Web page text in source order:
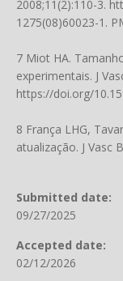
2008;11(2):110-3.
1275(08)60023-1 .
7 Miot HA.
experimentais. J
https://doi.org/
8 França LHG,
atualização. J Vasc
Submitted date:
09/27/2025
Accepted date:
02/12/2026